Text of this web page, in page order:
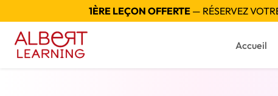
1ÈRE LEÇON OFFERTE— RÉSERVEZ
Accueil